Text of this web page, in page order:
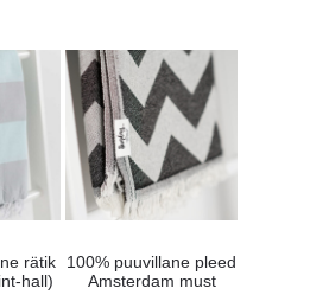
rätik
hall)
100% puuvillane pleed
Amsterdam must